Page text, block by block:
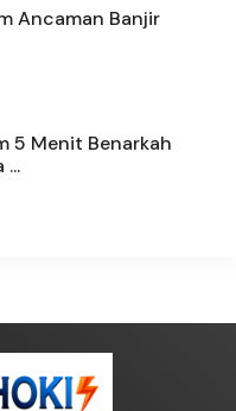
Ancaman Banjir
5 Menit Benarkah
...